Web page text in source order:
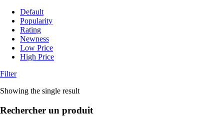
Default
Popularity
Rating
Newness
Low Price
High Price
Filter
Showing the single result
Rechercher un produit